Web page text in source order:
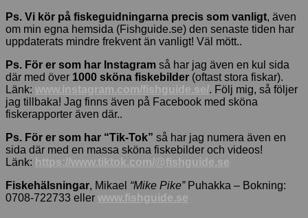
Ps. Vi kör på fiskeguidningarna precis som vanligt, även
om min egna hemsida (Fishguide.se) den senaste tiden har
uppdaterats mindre frekvent än vanligt! Väl mött..
Ps. För er som har Instagram så har jag även en kul sida
där med över 1000 sköna fiskebilder (oftast stora fiskar).
Länk: www.instagram.com/fishguide.se/. Följ mig, så följer
jag tillbaka! Jag finns även på Facebook med sköna
fiskerapporter även där..
Ps. För er som har “Tik-Tok” så har jag numera även en
sida där med en massa sköna fiskebilder och videos!
Länk: https://www.tiktok.com/@fishguide.se
Fiskehälsningar, Mikael “Mike Pike”Puhakka – Bokning:
0708-722733 eller www.fishguide.se